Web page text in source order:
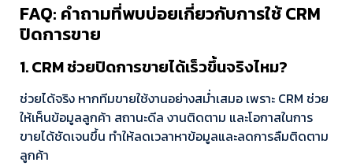
FAQ: คำถามที่พบบ่อยเกี่ยวกับการใช้ CRM
ปิดการขาย
1. CRM ช่วยปิดการขายได้เร็วขึ้นจริงไหม?
ช่วยได้จริง หากทีมขายใช้งานอย่างสม่ำเสมอ เพราะ CRM ช่วย
ให้เห็นข้อมูลลูกค้า สถานะดีล งานติดตาม และโอกาสในการ
ขายได้ชัดเจนขึ้น ทำให้ลดเวลาหาข้อมูลและลดการลืมติดตาม
ลูกค้า